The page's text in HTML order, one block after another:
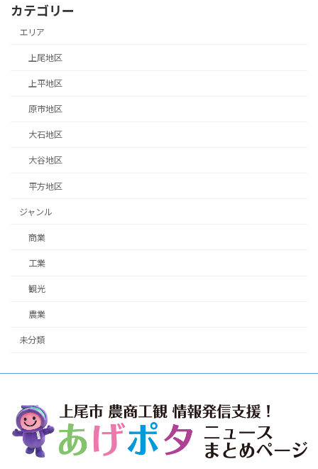
カテゴリー
エリア
上尾地区
上平地区
原市地区
大石地区
大谷地区
平方地区
ジャンル
商業
工業
観光
農業
未分類